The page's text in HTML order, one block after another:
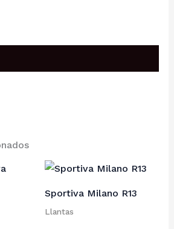
Sportiva Milano R13
Llantas